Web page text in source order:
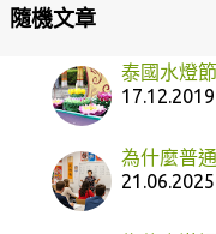
隨機文章
泰國水燈節
為什麼普